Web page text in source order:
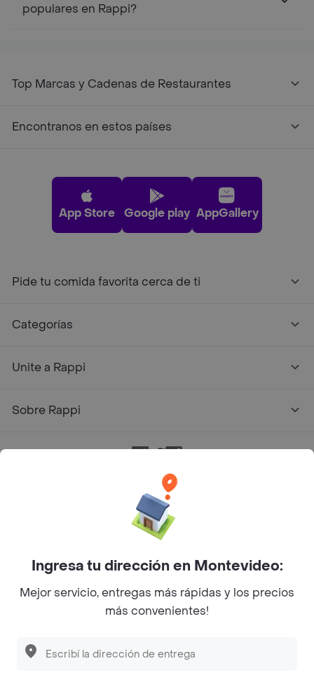
populares en Rappi?
Top Marcas y Cadenas de Restaurantes
Encontranos en estos países
App Store Google play AppGallery
Pide tu comida favorita cerca de ti
Categorías
Unite a Rappi
Sobre Rappi
Facebook
Twitter
Instagram
Rappi Inc. All rights reserved.
Ingresa tu dirección en Montevideo:
Mejor servicio, entregas más rápidas y los precios
más convenientes!